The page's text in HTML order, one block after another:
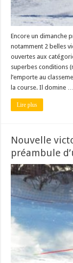
Encore un dimanche
notamment 2 belles
ouvertes aux
superbes conditions
l’emporte au
la course. Il domine …
Lire plus
Nouvelle
préambule